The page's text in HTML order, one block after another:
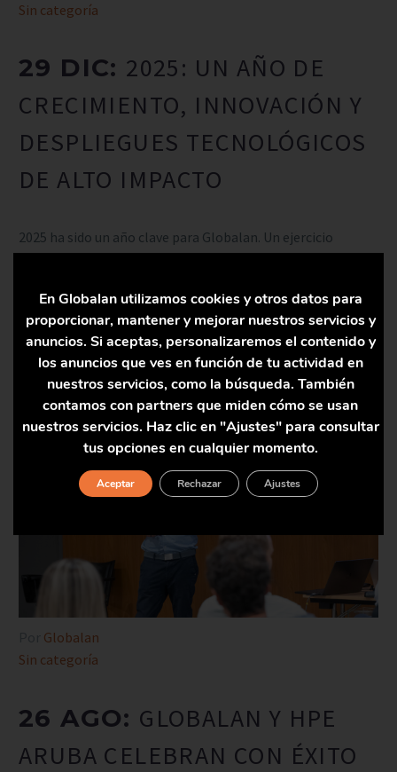
Sin categoría
29 DIC: 2025: UN AÑO DE
CRECIMIENTO, INNOVACIÓN Y
DESPLIEGUES TECNOLÓGICOS
DE ALTO IMPACTO
2025 ha sido un año clave para Globalan. Un ejercicio
LEER MÁS
Globalan
Sin categoría
26 AGO: GLOBALAN Y HPE
ARUBA CELEBRAN CON ÉXITO
En Globalan utilizamos cookies y otros datos para
proporcionar, mantener y mejorar nuestros servicios y
anuncios. Si aceptas, personalizaremos el contenido y
los anuncios que ves en función de tu actividad en
nuestros servicios, como la búsqueda. También
contamos con partners que miden cómo se usan
nuestros servicios. Haz clic en "Ajustes" para consultar
tus opciones en cualquier momento.
Aceptar Rechazar Ajustes